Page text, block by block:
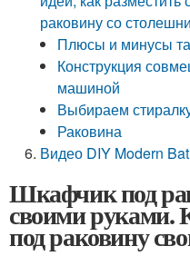
раковину со
Плюсы и минусы
Конструкция
машиной
Выбираем
Раковина
Видео DIY Modern
Шкафчик под
своими руками.
под раковину